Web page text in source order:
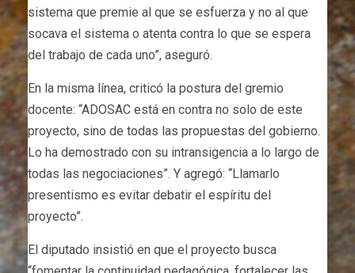
sistema que premie al que se esfuerza y no al que
socava el sistema o atenta contra lo que se espera
del trabajo de cada uno”, aseguró.
En la misma línea, criticó la postura del gremio
docente: “ADOSAC está en contra no solo de este
proyecto, sino de todas las propuestas del gobierno.
Lo ha demostrado con su intransigencia a lo largo de
todas las negociaciones”. Y agregó: “Llamarlo
presentismo es evitar debatir el espíritu del
proyecto”.
El diputado insistió en que el proyecto busca